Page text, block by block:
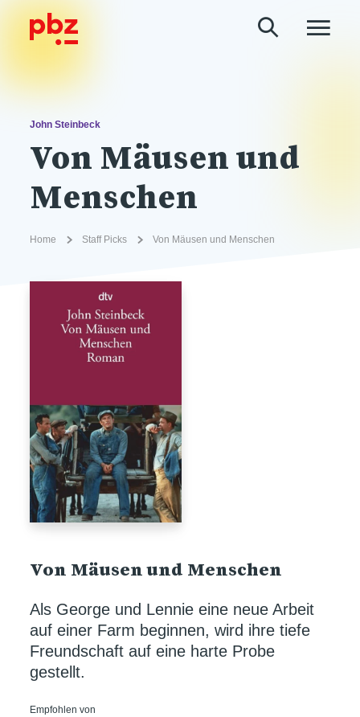
John Steinbeck
Von Mäusen und
Menschen
Home Staff Picks Von Mäusen und Menschen
Von Mäusen und Menschen
Als George und Lennie eine neue Arbeit
auf einer Farm beginnen, wird ihre tiefe
Freundschaft auf eine harte Probe
gestellt.
Empfohlen von